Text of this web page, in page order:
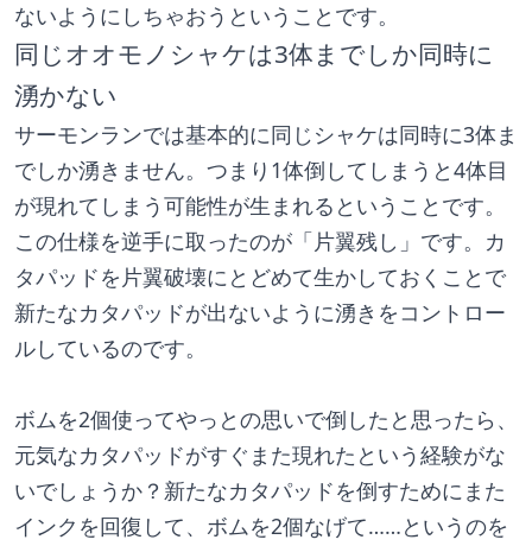
ないようにしちゃおうということです。
同じオオモノシャケは3体までしか同時に
湧かない
サーモンランでは基本的に同じシャケは同時に3体ま
でしか湧きません。つまり1体倒してしまうと4体目
が現れてしまう可能性が生まれるということです。
この仕様を逆手に取ったのが「片翼残し」です。カ
タパッドを片翼破壊にとどめて生かしておくことで
新たなカタパッドが出ないように湧きをコントロー
ルしているのです。
ボムを2個使ってやっとの思いで倒したと思ったら、
元気なカタパッドがすぐまた現れたという経験がな
いでしょうか？新たなカタパッドを倒すためにまた
インクを回復して、ボムを2個なげて……というのを